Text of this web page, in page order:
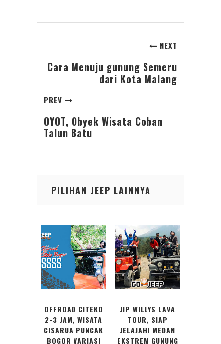
NEXT
Cara Menuju gunung Semeru
dari Kota Malang
PREV
OYOT, Obyek Wisata Coban
Talun Batu
PILIHAN JEEP LAINNYA
OFFROAD CITEKO
2-3 JAM, WISATA
CISARUA PUNCAK
BOGOR VARIASI
JIP WILLYS LAVA
TOUR, SIAP
JELAJAHI MEDAN
EKSTREM GUNUNG